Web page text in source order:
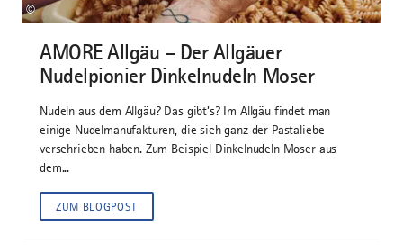
©
AMORE Allgäu – Der Allgäuer
Nudelpionier Dinkelnudeln Moser
Nudeln aus dem Allgäu? Das gibt’s? Im Allgäu findet man
einige Nudelmanufakturen, die sich ganz der Pastaliebe
verschrieben haben. Zum Beispiel Dinkelnudeln Moser aus
dem...
ZUM BLOGPOST